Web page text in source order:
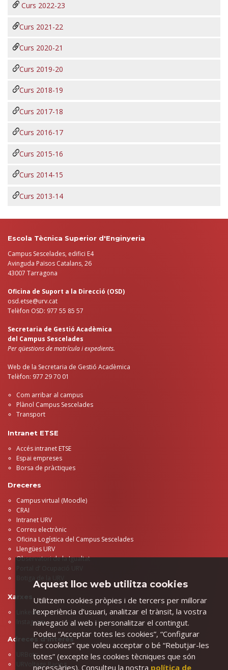
Curs 2022-23
Curs 2021-22
Curs 2020-21
Curs 2019-20
Curs 2018-19
Curs 2017-18
Curs 2016-17
Curs 2015-16
Curs 2014-15
Curs 2013-14
Escola Tècnica Superior d'Enginyeria
Campus Sescelades, edifici E4
Avinguda Països Catalans, 26
43007 Tarragona
Oficina de Suport a la Direcció (OSD)
osd.etse@urv.cat
Telèfon OSD: 977 55 85 57
Secretaria de Gestió Acadèmica
del Campus Sescelades
Per qüestions de matrícula i expedients.
Web de la Secretaria de Gestió Acadèmica
Telèfon: 977 29 70 01
Com arribar al campus
Plànol Campus Sescelades
Transport
Intranet ETSE
Accés intranet ETSE
Espai empreses
Borsa de pràctiques
Dreceres
Campus virtual (Moodle)
CRAI
Intranet URV
Correu electrònic
Oficina Logística del Campus Sescelades
Llengües URV
Observatori de la Igualtat
Xarxes
LinkedIn
Instagram
Adreces d'interès
URBots
URVoltage Racing
Aquest lloc web utilitza cookies
Utilitzem cookies pròpies i de tercers per millorar
l’experiència d’usuari, analitzar el trànsit, la vostra
navegació al web i personalitzar el contingut.
Podeu “Acceptar totes les cookies”, “Configurar
les cookies” que voleu acceptar o bé “Rebutjar-les
totes” (excepte les cookies tècniques que són
necessàries). Consulteu la nostra política de